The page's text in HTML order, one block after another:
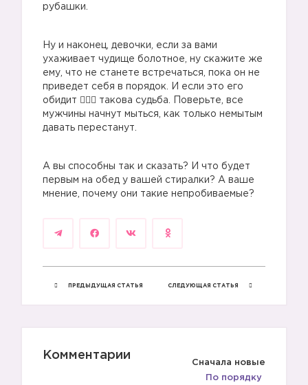
🙅🏼
рубашки.
Ну и наконец, девочки, если за вами
ухаживает чудище болотное, ну скажите же
ему, что не станете встречаться, пока он не
приведет себя в порядок. И если это его
обидит 🤷🏼‍♀️ такова судьба. Поверьте, все
мужчины начнут мыться, как только немытым
давать перестанут.
А вы способны так и сказать? И что будет
первым на обед у вашей стиралки? А ваше
мнение, почему они такие непробиваемые?
ПРЕДЫДУЩАЯ СТАТЬЯ СЛЕДУЮЩАЯ СТАТЬЯ
Комментарии
Сначала новые
По порядку